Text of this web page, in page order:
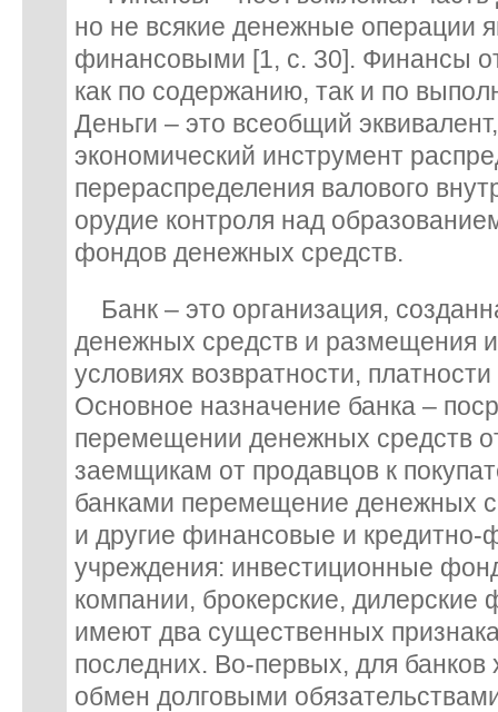
но не всякие денежные операции
финансовыми [1, с. 30]. Финансы
как по содержанию, так и по
Деньги – это всеобщий
экономический инструмент
перераспределения валового
орудие контроля над
фондов денежных средств.
Банк – это организация,
денежных средств и размещения
условиях возвратности,
Основное назначение банка –
перемещении денежных средств
заемщикам от продавцов к
банками перемещение денежных
и другие финансовые и
учреждения: инвестиционные
компании, брокерские,
имеют два существенных
последних. Во-первых, для банков
обмен долговыми